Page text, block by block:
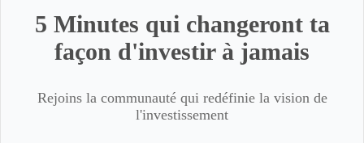
5 Minutes qui changeront ta
façon d'investir à jamais
Rejoins la communauté qui redéfinie la vision de
l'investissement